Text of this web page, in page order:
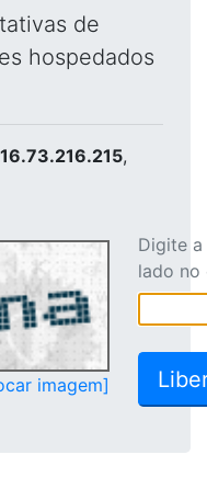
de
hospedados
,
imagem]
Digite
lado no